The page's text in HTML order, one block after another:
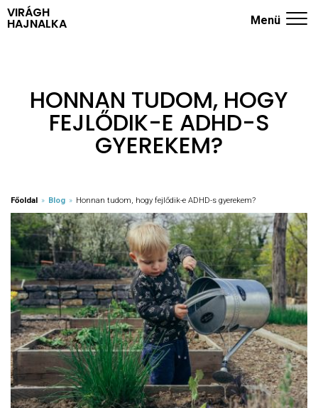
VIRÁGH
HAJNALKA Menü
TRÉNINGEK
RÓLAM
BLOG
KAPCSOLAT
HONNAN TUDOM, HOGY
FEJLŐDIK-E ADHD-S
GYEREKEM?
Főoldal » Blog » Honnan tudom, hogy fejlődik-e ADHD-s gyerekem?